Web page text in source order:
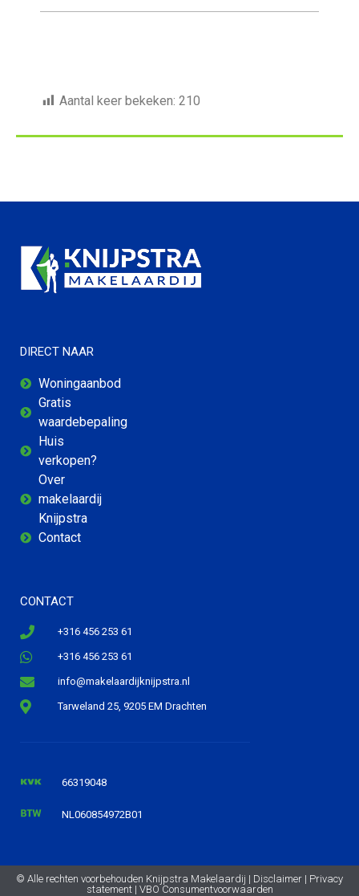
Aantal keer bekeken: 210
DIRECT NAAR
Woningaanbod
Gratis
waardebepaling
Huis
verkopen?
Over
makelaardij
Knijpstra
Contact
CONTACT
+316 456 253 61
+316 456 253 61
info@makelaardijknijpstra.nl
Tarweland 25, 9205 EM Drachten
66319048
NL060854972B01
© Alle rechten voorbehouden Knijpstra Makelaardij | Disclaimer | Privacy
statement| VBO Consumentvoorwaarden